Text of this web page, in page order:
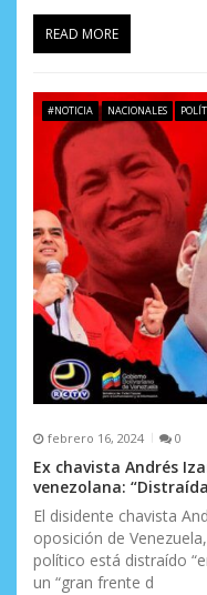
READ MORE
#NOTICIA NACIONALES
febrero 16, 2024 0
Ex chavista Andrés
venezolana:
El disidente chavista
oposición de
político está distraído
un “gran frente d